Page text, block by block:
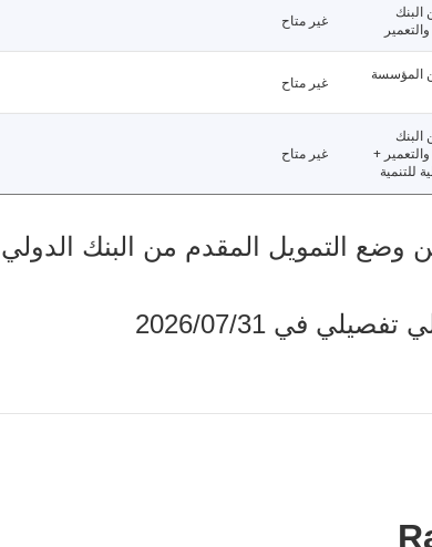
البنك
غير متاح
المؤسسة
غير متاح
البنك
+
للتنمية
غير متاح
التمويل المقدم من البنك الدولي
في 2026/07/31